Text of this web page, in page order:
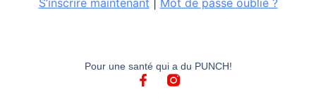
Pour une santé qui a du PUNCH!